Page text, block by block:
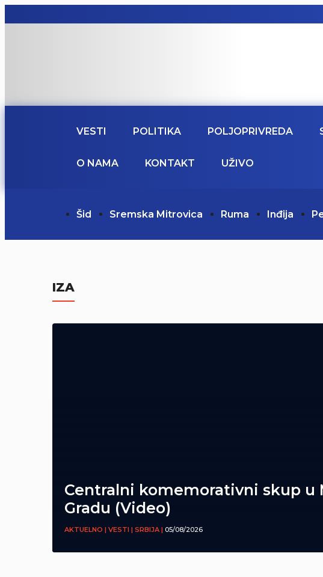
VESTI POLITIKA POLJOPRIVREDA
O NAMA KONTAKT UŽIVO
Šid Sremska Mitrovica Ruma Inđija
IZA
Centralni komemorativni skup u
Gradu (Video)
AKTUELNO | VESTI | SRBIJA | 05/08/2026